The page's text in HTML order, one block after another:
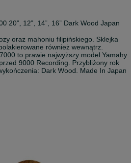
20”, 12”, 14”, 16” Dark Wood Japan
oraz mahoniu filipińskiego. Sklejka
również wewnątrz.
to prawie najwyższy model Yamahy
9000 Recording. Przybliżony rok
Dark Wood. Made In Japan